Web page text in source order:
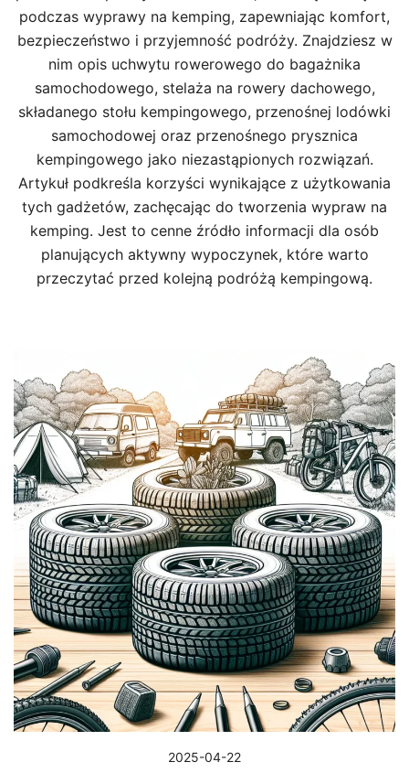
podczas wyprawy na kemping, zapewniając komfort,
bezpieczeństwo i przyjemność podróży. Znajdziesz w
nim opis uchwytu rowerowego do bagażnika
samochodowego, stelaża na rowery dachowego,
składanego stołu kempingowego, przenośnej lodówki
samochodowej oraz przenośnego prysznica
kempingowego jako niezastąpionych rozwiązań.
Artykuł podkreśla korzyści wynikające z użytkowania
tych gadżetów, zachęcając do tworzenia wypraw na
kemping. Jest to cenne źródło informacji dla osób
planujących aktywny wypoczynek, które warto
przeczytać przed kolejną podróżą kempingową.
2025-04-22